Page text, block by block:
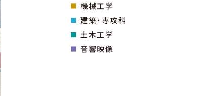
機械工学
建築・専攻科
土木工学
音響映像